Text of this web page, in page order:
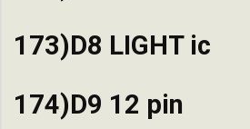
173)D8 LIGHT ic
174)D9 12 pin